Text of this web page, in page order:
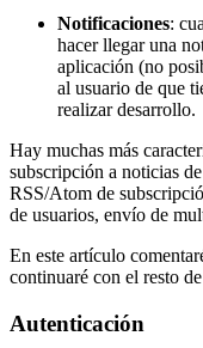
Notificaciones:
hacer llegar una
aplicación (no
al usuario de que
realizar desarrollo.
Hay muchas más
subscripción a noticias
RSS/Atom de
de usuarios, envío de
En este artículo
continuaré con el resto
Autenticación